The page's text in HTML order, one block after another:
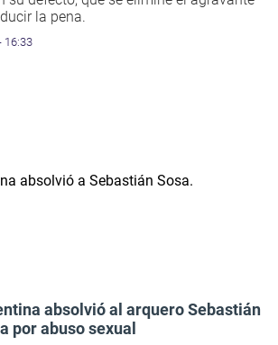
la pena.
16:33
absolvió al arquero Sebastián
por abuso sexual